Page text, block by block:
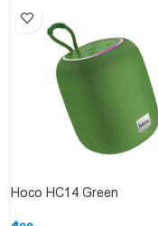
Hoco HC14 Green